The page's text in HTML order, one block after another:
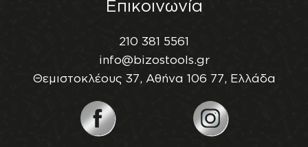
Επικοινωνία
210 381 5561
info@bizostools.gr
Θεμιστοκλέους 37, Αθήνα 106 77, Ελλάδα